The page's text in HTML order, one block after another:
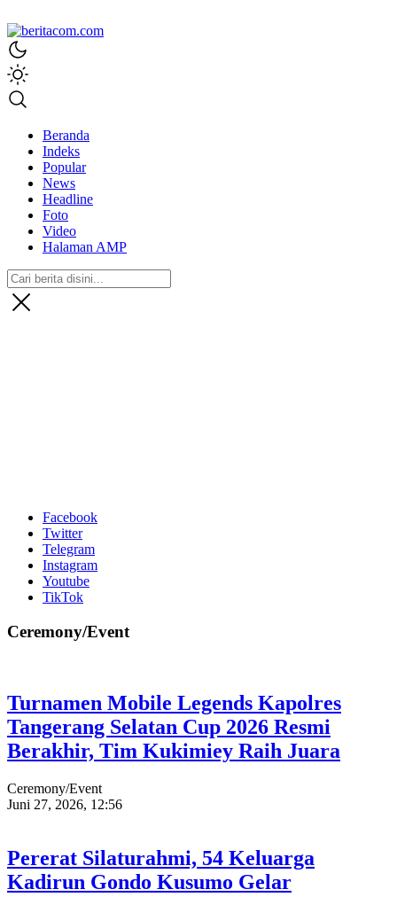
beritacom.com
bestnews
Beranda
Indeks
Popular
News
Headline
Foto
Video
Halaman AMP
Facebook
Twitter
Telegram
Instagram
Youtube
TikTok
Ceremony/Event
Turnamen Mobile Legends Kapolres
Tangerang Selatan Cup 2026 Resmi
Berakhir, Tim Kukimiey Raih Juara
Ceremony/Event
Juni 27, 2026, 12:56
Pererat Silaturahmi, 54 Keluarga
Kadirun Gondo Kusumo Gelar